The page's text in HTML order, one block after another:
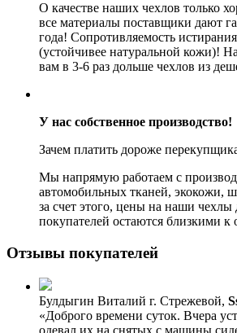
О качестве наших чехлов только
все материалы поставщики дают
года! Сопротивляемость
(устойчивее натуральной кожи)!
вам в 3-6 раз дольше чехлов из
У нас собственное производство!
Зачем платить дороже
Мы напрямую работаем с
автомобильных тканей, экокожи,
за счет этого, цены на наши
покупателей остаются близкими к
Отзывы покупателей
Булдыгин Виталий г. Стрежевой,
«Доброго времени суток. Вчера
одевал их на снятых с машины